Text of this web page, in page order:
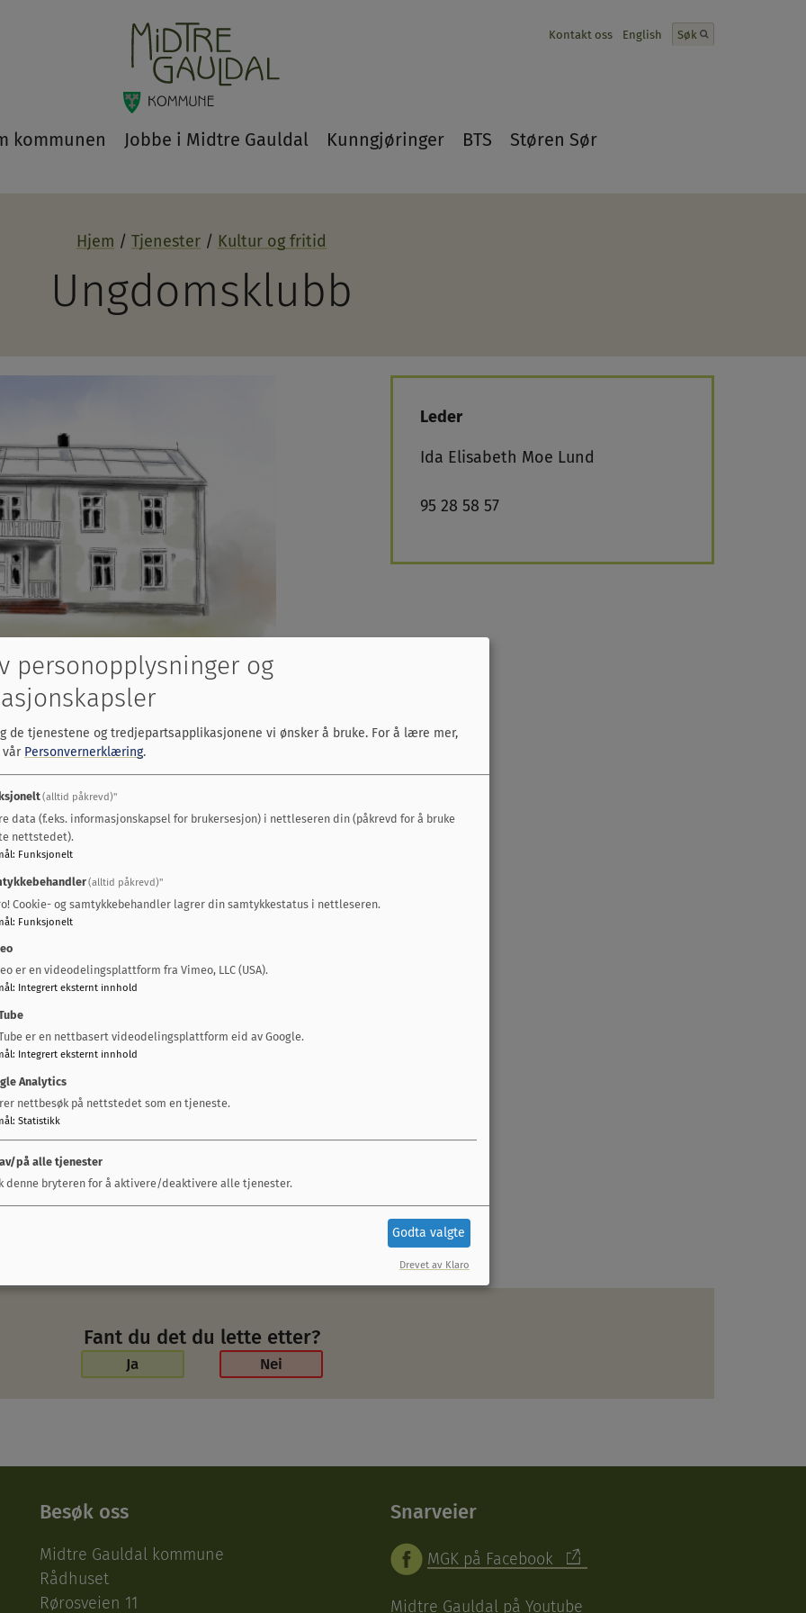
kommunen Jobbe i Midtre Gauldal Kunngjøringer BTS Støren Sør
Kontakt oss English Søk
Hjem Tjenester Kultur og fritid
Ungdomsklubb
ungdomsklubb på Facebook
bak Gauldal skole- og
Leder
Ida Elisabeth Moe Lund
95 28 58 57
Fant du det du lette etter?
Ja Nei
Besøk oss
Midtre Gauldal kommune
Rådhuset
Rørosveien 11
Snarveier
MGK på Facebook
Midtre Gauldal på Youtube
personopplysninger og
de tjenestene og tredjepartsapplikasjonene vi ønsker å bruke. For å lære mer,
vår Personvernerklæring.
(alltid påkrevd)"
data (f.eks. informasjonskapsel for brukersesjon) i nettleseren din (påkrevd for å bruke
nettstedet).
: Funksjonelt
(alltid påkrevd)"
Cookie- og samtykkebehandler lagrer din samtykkestatus i nettleseren.
: Funksjonelt
er en videodelingsplattform fra Vimeo, LLC (USA).
: Integrert eksternt innhold
er en nettbasert videodelingsplattform eid av Google.
: Integrert eksternt innhold
Analytics
nettbesøk på nettstedet som en tjeneste.
: Statistikk
på alle tjenester
denne bryteren for å aktivere/deaktivere alle tjenester.
Godta valgte
Drevet av Klaro